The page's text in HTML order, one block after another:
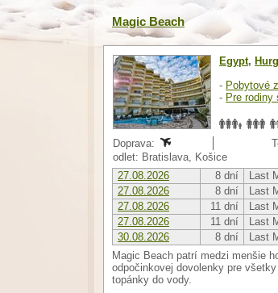
Magic Beach
Egypt,
- Pobytové
- Pre rodiny
Doprava:
odlet: Bratislava, Košice
27.08.2026
8 dní Last
27.08.2026
8 dní Last
27.08.2026
11 dní Last
27.08.2026
11 dní Last
30.08.2026
8 dní Last
Magic Beach patrí medzi menšie
odpočinkovej dovolenky pre
topánky do vody.